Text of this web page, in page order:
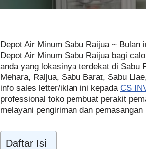
Depot Air Minum Sabu Raijua ~
Depot Air Minum Sabu Raijua bagi
anda yang lokasinya terdekat di Sabu
Mehara, Raijua, Sabu Barat, Sabu
info sales letter/iklan ini kepada CS
professional toko pembuat perakit
melayani pengiriman dan
Daftar Isi